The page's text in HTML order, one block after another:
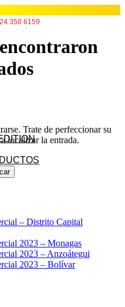
350 6159
Trate de perfeccionar su
localizar la entrada.
– Distrito Capital
2023 – Monagas
2023 – Anzoátegui
2023 – Bolívar